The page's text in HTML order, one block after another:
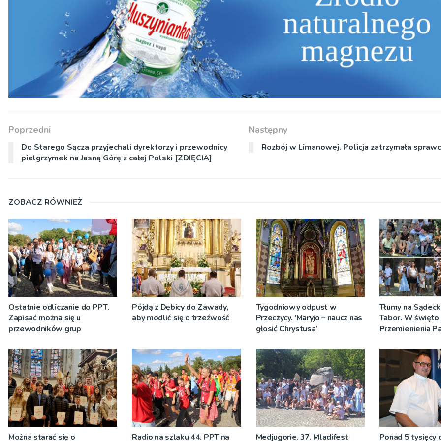
Poprzedni
Do Starego Sącza przyjechali dyrektorzy i przewodnicy
pielgrzymek na Jasną Górę z całej Polski [ZDJĘCIA]
Następny
Rozbój w Limanowej. Policja zatrzymała
ZOBACZ RÓWNIEŻ
Ostatnie odliczanie do PPT.
Zapisać można się u
przewodników grup
Pójdą z Dębicy do Zawady,
aby modlić się o trzeźwość
Tygodniowy odpust w
Przeczycy. 'Maryjo – naucz nas
głosić Chrystusa’
Tłumy na
Tabor. W święto
Przemienienia
Sakramentów
Można starać się o Radio na szlaku 44. PPT na Medjugorie. 37. Mladifest Ponad 5 tysięcy